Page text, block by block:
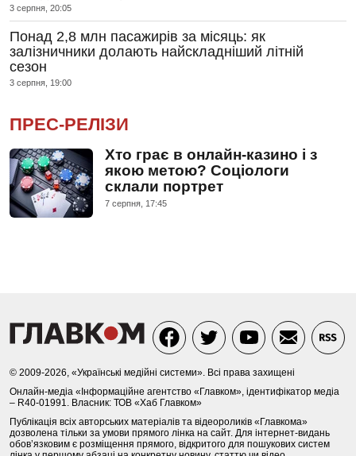
3 серпня, 20:05
Понад 2,8 млн пасажирів за місяць: як
залізничники долають найскладніший літній
сезон
3 серпня, 19:00
ПРЕС-РЕЛІЗИ
Хто грає в онлайн-казино і з
якою метою? Соціологи
склали портрет
7 серпня, 17:45
© 2009-2026, «Українські медійні системи». Всі права захищені
Онлайн-медіа «Інформаційне агентство «Главком», ідентифікатор медіа
– R40-01991. Власник: ТОВ «Хаб Главком»
Публікація всіх авторських матеріалів та відеороликів «Главкома»
дозволена тільки за умови прямого лінка на сайт. Для інтернет-видань
обов’язковим є розміщення прямого, відкритого для пошукових систем